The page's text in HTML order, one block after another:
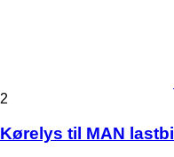
2
Kørelys til MAN lastbil